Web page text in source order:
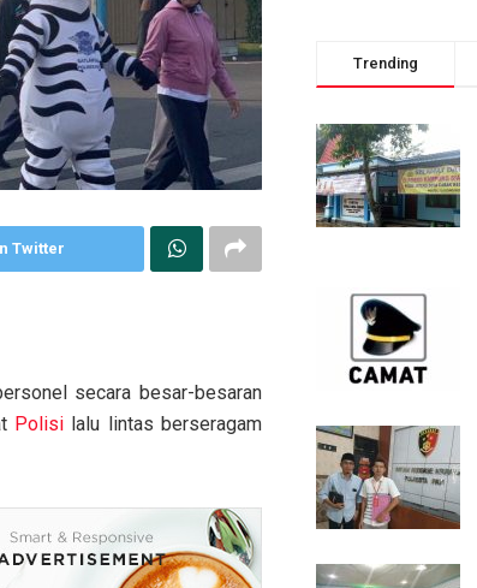
Twitter
secara besar-besaran
Polisi lalu lintas berseragam
Trending